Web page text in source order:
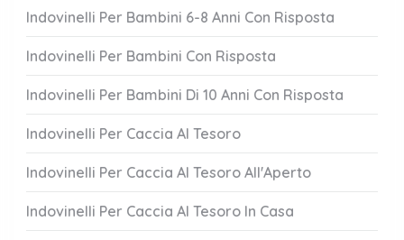
Indovinelli Per Bambini 6-8 Anni Con Risposta
Indovinelli Per Bambini Con Risposta
Indovinelli Per Bambini Di 10 Anni Con Risposta
Indovinelli Per Caccia Al Tesoro
Indovinelli Per Caccia Al Tesoro All'Aperto
Indovinelli Per Caccia Al Tesoro In Casa